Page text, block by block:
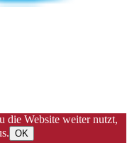
die Website weiter nutzt,
OK